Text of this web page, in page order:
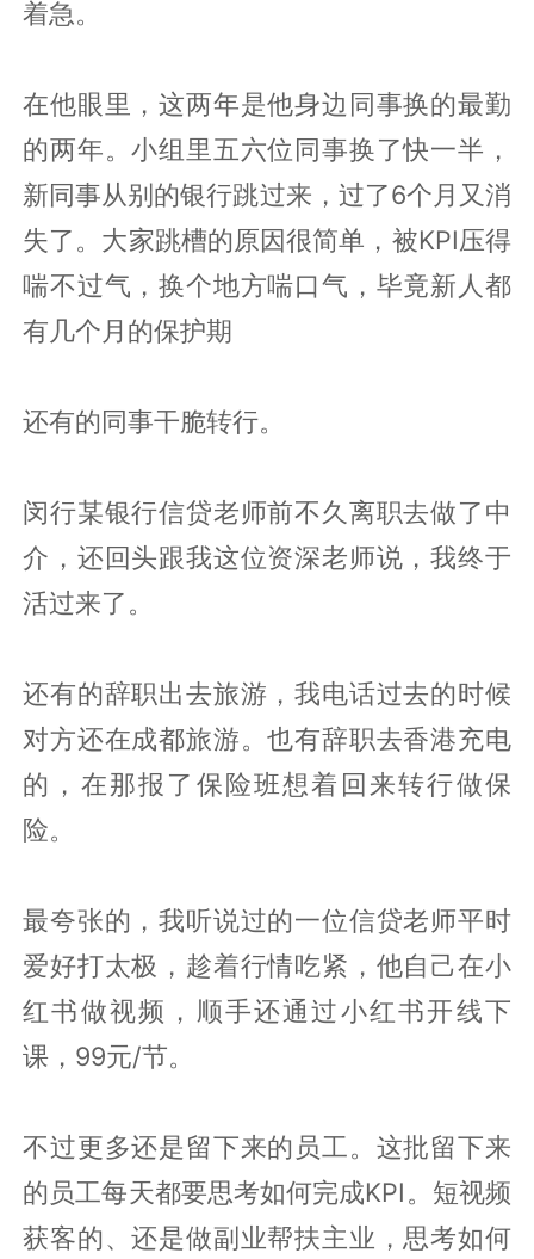
着急。
在他眼里，这两年是他身边同事换的最勤
的两年。小组里五六位同事换了快一半，
新同事从别的银行跳过来，过了6个月又消
失了。大家跳槽的原因很简单，被KPI压得
喘不过气，换个地方喘口气，毕竟新人都
有几个月的保护期
还有的同事干脆转行。
闵行某银行信贷老师前不久离职去做了中
介，还回头跟我这位资深老师说，我终于
活过来了。
还有的辞职出去旅游，我电话过去的时候
对方还在成都旅游。也有辞职去香港充电
的，在那报了保险班想着回来转行做保
险。
最夸张的，我听说过的一位信贷老师平时
爱好打太极，趁着行情吃紧，他自己在小
红书做视频，顺手还通过小红书开线下
课，99元/节。
不过更多还是留下来的员工。这批留下来
的员工每天都要思考如何完成KPI。短视频
获客的、还是做副业帮扶主业，思考如何